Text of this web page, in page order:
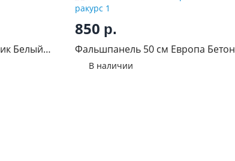
Белый
850 р.
Фальшпанель 50 см Европа Бетон
В наличии